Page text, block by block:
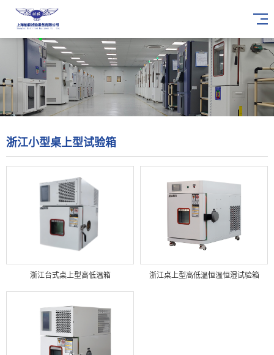
浙江小型桌上型试验箱
浙江台式桌上型高低温箱 浙江桌上型高低温恒温恒湿试验箱